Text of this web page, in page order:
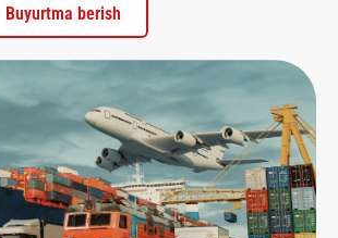
Buyurtma berish